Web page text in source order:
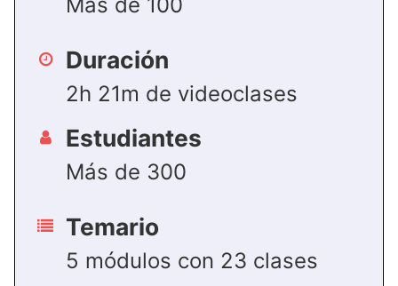
Duración
2h 21m de videoclases
Estudiantes
Más de 300
Temario
5 módulos con 23 clases